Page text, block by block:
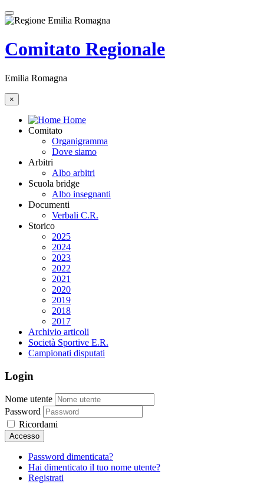
Comitato Regionale
Emilia Romagna
×
Home
Comitato
Organigramma
Dove siamo
Arbitri
Albo arbitri
Scuola bridge
Albo insegnanti
Documenti
Verbali C.R.
Storico
2025
2024
2023
2022
2021
2020
2019
2018
2017
Archivio articoli
Società Sportive E.R.
Campionati disputati
Login
Nome utente
Password
Ricordami
Password dimenticata?
Hai dimenticato il tuo nome utente?
Registrati